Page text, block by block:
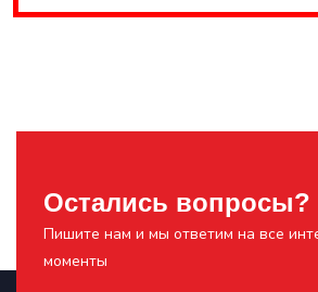
Остались вопросы?
Пишите нам и мы ответим на все
моменты